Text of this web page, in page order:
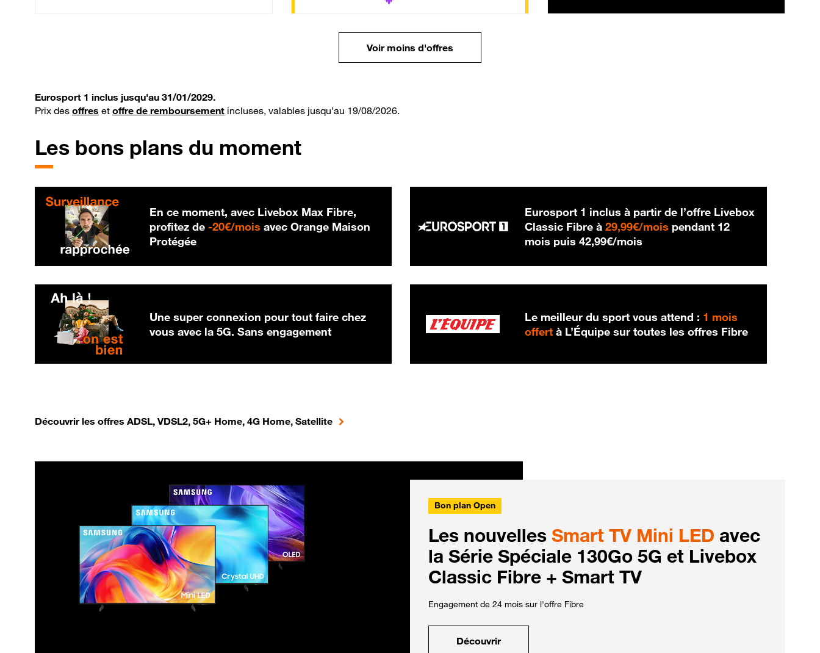
Voir moins d'offres
Eurosport 1 inclus jusqu'au 31/01/2029.
Prix des offres et offre de remboursement incluses, valables jusqu’au 19/08/2026.
Les bons plans du moment
En ce moment, avec Livebox Max Fibre,
profitez de -20€/mois 20 € par mois
avec Orange Maison
Protégée
Eurosport 1 inclus à partir de l’offre Livebox
Classic Fibre à29,99€/mois 29,99 € par mois
pendant 12
mois puis42,99€/mois
Une super connexion pour tout faire chez
vous avec la 5G. Sans engagement
Le meilleur du sport vous attend : 1 mois
offert à L’Équipe sur toutes les offres Fibre
Découvrir les offres ADSL, VDSL2, 5G+ Home, 4G Home, Satellite
Bon plan Open
Les nouvelles Smart TV Mini LED avec
la Série Spéciale 130Go 5G et Livebox
Classic Fibre + Smart TV
Engagement de 24 mois sur l'offre Fibre
Découvrir